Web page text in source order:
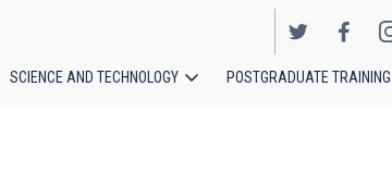
SCIENCE AND TECHNOLOGY POSTGRADUATE TRAINING